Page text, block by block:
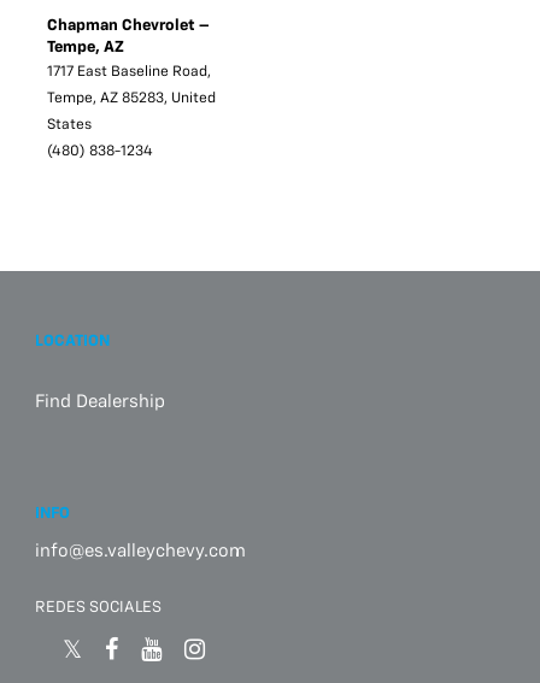
Chapman Chevrolet –
Tempe, AZ
1717 East Baseline Road,
Tempe, AZ 85283, United
States
(480) 838-1234
LOCATION
Find Dealership
INFO
info@es.valleychevy.com
REDES SOCIALES